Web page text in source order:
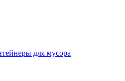
для мусора